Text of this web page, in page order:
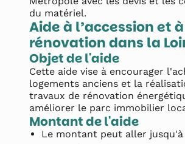
du matériel.
Aide à l’accession et
rénovation dans la
Objet de l'aide
Cette aide vise à encourager
logements anciens et la
travaux de rénovation
améliorer le parc immobilier
Montant de l'aide
Le montant peut aller jusqu'à